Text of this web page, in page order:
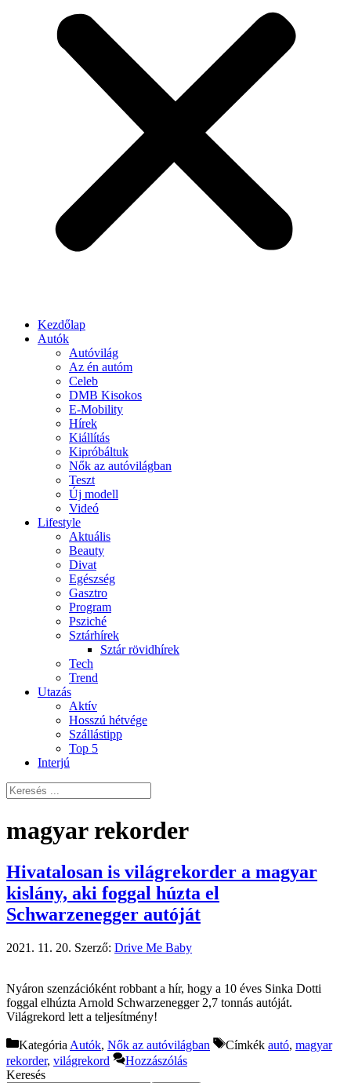
Kezdőlap
Autók
Autóvilág
Az én autóm
Celeb
DMB Kisokos
E-Mobility
Hírek
Kiállítás
Kipróbáltuk
Nők az autóvilágban
Teszt
Új modell
Videó
Lifestyle
Aktuális
Beauty
Divat
Egészség
Gasztro
Program
Psziché
Sztárhírek
Sztár rövidhírek
Tech
Trend
Utazás
Aktív
Hosszú hétvége
Szállástipp
Top 5
Interjú
magyar rekorder
Hivatalosan is világrekorder a magyar
kislány, aki foggal húzta el
Schwarzenegger autóját
2021. 11. 20. Szerző: Drive Me Baby
Nyáron szenzációként robbant a hír, hogy a 10 éves Sinka Dotti
foggal elhúzta Arnold Schwarzenegger 2,7 tonnás autóját.
Világrekord lett a teljesítmény!
Kategória Autók, Nők az autóvilágban Címkék autó, magyar
rekorder, világrekord
Hozzászólás
Keresés